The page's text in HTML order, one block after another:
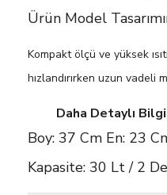
Ürün Model
Kompakt ölçü ve yüksek
hızlandırırken uzun vadeli
Daha Detaylı Bilgi
Boy: 37 Cm En: 23
Kapasite: 30 Lt / 2